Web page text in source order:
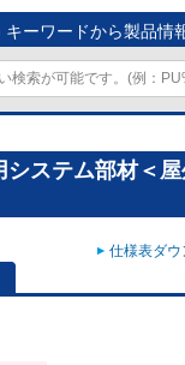
キーワードから製品情
ステム部材＜
仕様表ダ